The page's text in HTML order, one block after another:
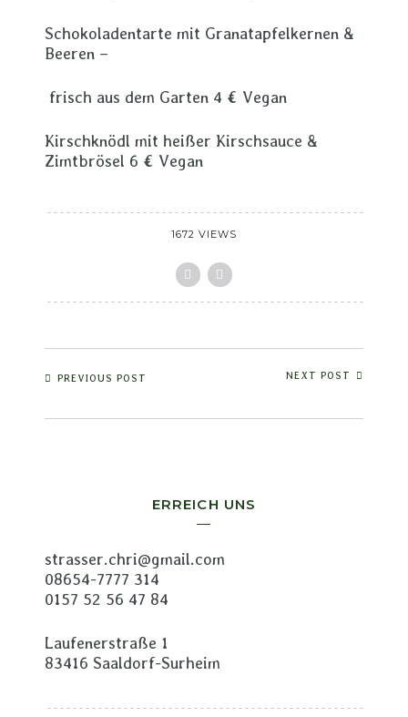
Schokoladentarte mit Granatapfelkernen &
Beeren –
frisch aus dem Garten 4 € Vegan
Kirschknödl mit heißer Kirschsauce &
Zimtbrösel 6 € Vegan
1672 VIEWS
PREVIOUS POST NEXT POST
ERREICH UNS
strasser.chri@gmail.com
08654-7777 314
0157 52 56 47 84
Laufenerstraße 1
83416 Saaldorf-Surheim